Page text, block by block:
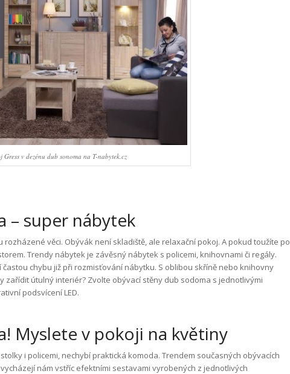
Gress v dezénu dub sonoma na T-nabytek.cz
– super nábytek
věci. Obývák není skladiště, ale relaxační pokoj. A pokud toužíte po
Trendy nábytek je závěsný nábytek s policemi, knihovnami či regály.
chybu již při rozmisťování nábytku. S oblibou skříně nebo knihovny
zařídit útulný interiér? Zvolte obývací stěny dub sodoma s jednotlivými
podsvícení LED.
Myslete v pokoji na květiny
i policemi, nechybí praktická komoda. Trendem současných obývacích
nám vstříc efektními sestavami vyrobených z jednotlivých